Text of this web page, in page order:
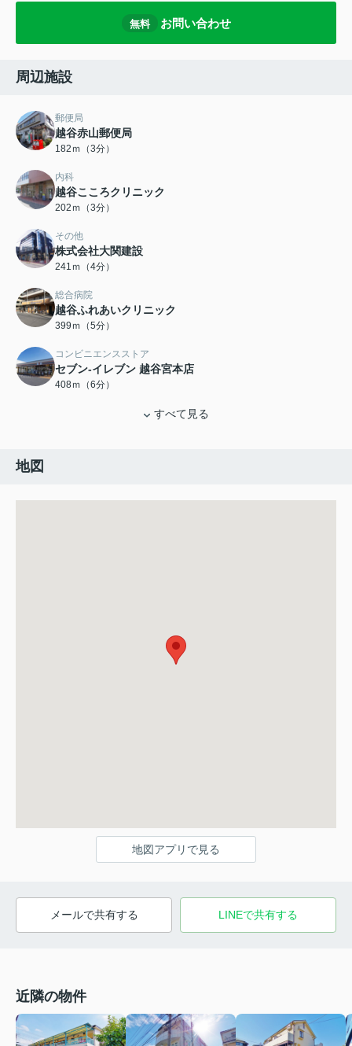
無料 お問い合わせ
周辺施設
郵便局
越谷赤山郵便局
182ｍ（3分）
内科
越谷こころクリニック
202ｍ（3分）
その他
株式会社大関建設
241ｍ（4分）
総合病院
越谷ふれあいクリニック
399ｍ（5分）
コンビニエンスストア
セブン‐イレブン 越谷宮本店
408ｍ（6分）
すべて見る
地図
地図アプリで見る
メールで共有する LINEで共有する
近隣の物件